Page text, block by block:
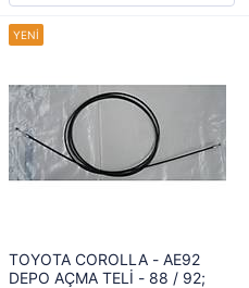
TOYOTA COROLLA - AE92
DEPO AÇMA TELİ - 88 / 92;